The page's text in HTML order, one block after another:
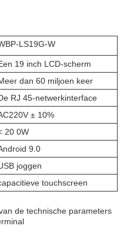
LS19G-W
19 inch LCD-scherm
dan 60 miljoen keer
RJ 45-netwerkinterface
± 10%
20 0W
9.0
joggen
touchscreen
de technische parameters